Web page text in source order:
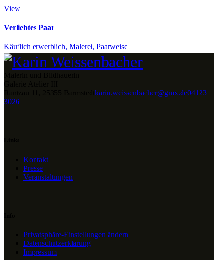
View
Verliebtes Paar
Käuflich erwerblich, Malerei, Paarweise
karin.weissenbacher@gmx.de04123
3026
Kontakt
Presse
Veranstaltungen
Privatsphäre-Einstellungen ändern
Datenschutzerklärung
Impressum